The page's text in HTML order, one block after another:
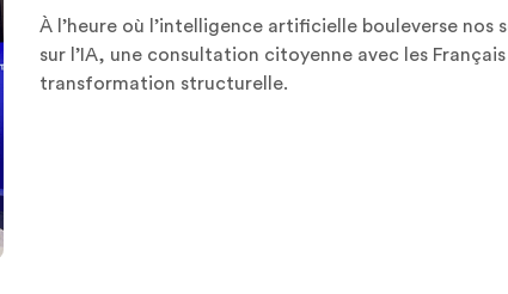
À l’heure où l’intelligence artificielle bouleverse
sur l’IA, une consultation citoyenne avec les
transformation structurelle.